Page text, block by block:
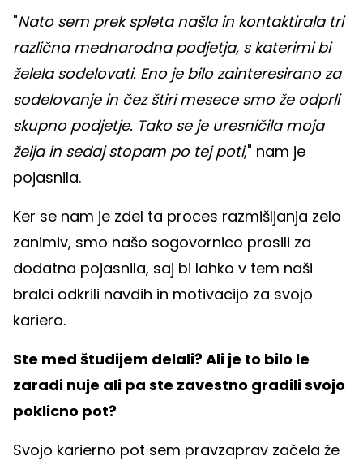
"Nato sem prek spleta našla in kontaktirala tri
različna mednarodna podjetja, s katerimi bi
želela sodelovati. Eno je bilo zainteresirano za
sodelovanje in čez štiri mesece smo že odprli
skupno podjetje. Tako se je uresničila moja
želja in sedaj stopam po tej poti," nam je
pojasnila.
Ker se nam je zdel ta proces razmišljanja zelo
zanimiv, smo našo sogovornico prosili za
dodatna pojasnila, saj bi lahko v tem naši
bralci odkrili navdih in motivacijo za svojo
kariero.
Ste med študijem delali? Ali je to bilo le
zaradi nuje ali pa ste zavestno gradili svojo
poklicno pot?
Svojo karierno pot sem pravzaprav začela že